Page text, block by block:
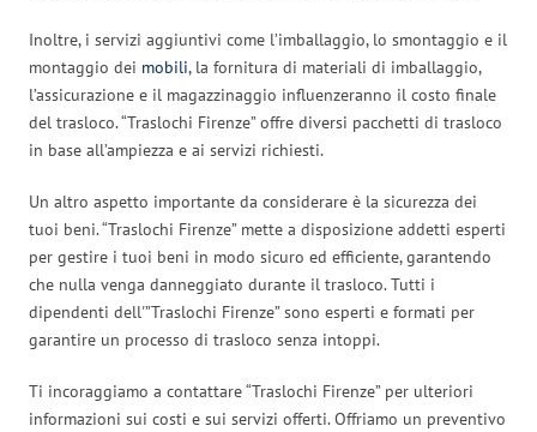
Inoltre, i servizi aggiuntivi come l’imballaggio, lo smontaggio e il
montaggio dei mobili, la fornitura di materiali di imballaggio,
l’assicurazione e il magazzinaggio influenzeranno il costo finale
del trasloco. “Traslochi Firenze” offre diversi pacchetti di trasloco
in base all’ampiezza e ai servizi richiesti.
Un altro aspetto importante da considerare è la sicurezza dei
tuoi beni. “Traslochi Firenze” mette a disposizione addetti esperti
per gestire i tuoi beni in modo sicuro ed efficiente, garantendo
che nulla venga danneggiato durante il trasloco. Tutti i
dipendenti dell'”Traslochi Firenze” sono esperti e formati per
garantire un processo di trasloco senza intoppi.
Ti incoraggiamo a contattare “Traslochi Firenze” per ulteriori
informazioni sui costi e sui servizi offerti. Offriamo un preventivo